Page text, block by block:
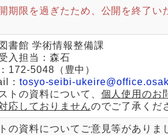
期限を過ぎたため、公開を終了い
書館 学術情報整備課
入担当：森石
172-5048（豊中）
： tosyo-seibi-
トの資料について、 個人使用のお
応しておりませんのでご了承くだ
の資料についてご意見等がありま